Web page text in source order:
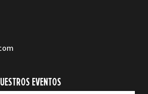
EVENTOS